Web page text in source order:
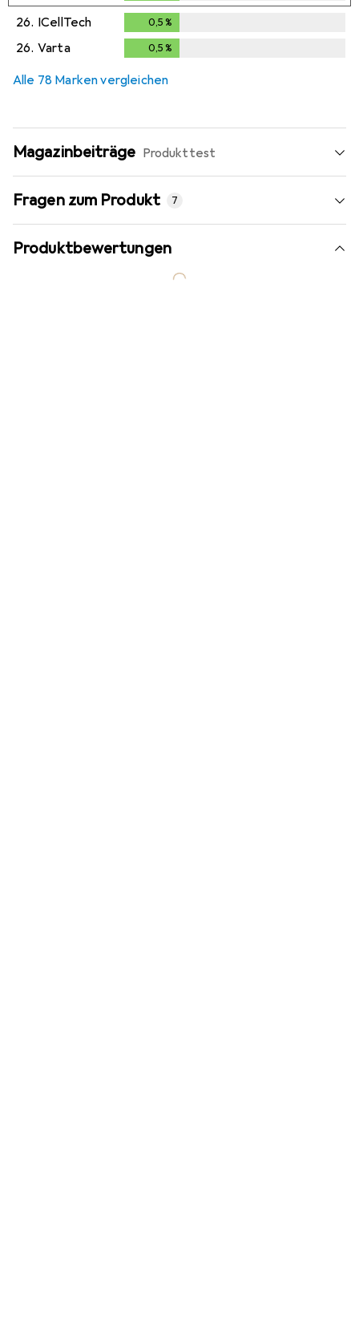
26. ICellTech 0,5 %
26. Varta 0,5 %
Alle 78 Marken vergleichen
Magazinbeiträge Produkttest
Fragen zum Produkt 7
Produktbewertungen